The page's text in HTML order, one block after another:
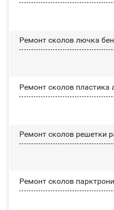
Ремонт сколов лючка
Ремонт сколов пластика
Ремонт сколов решетки
Ремонт сколов